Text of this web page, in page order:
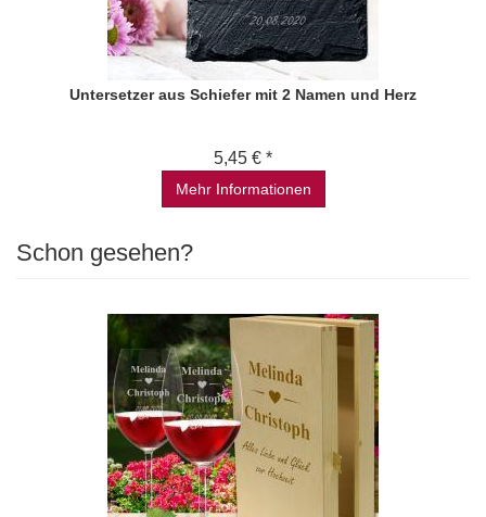
Untersetzer aus Schiefer mit 2 Namen und Herz
5,45 € *
Mehr Informationen
Schon gesehen?